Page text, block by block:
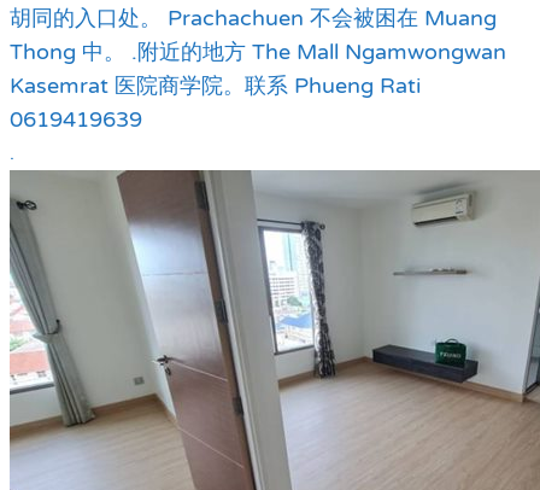
胡同的入口处。 Prachachuen 不会被困在 Muang
Thong 中。 .附近的地方 The Mall Ngamwongwan
Kasemrat 医院商学院。联系 Phueng Rati
0619419639
.